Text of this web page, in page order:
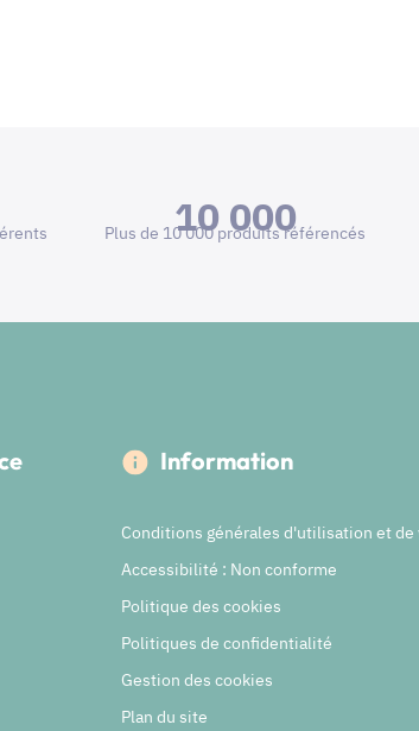
10 000
Plus de 10 000 produits référencés
Information
Conditions générales d'utilisation et de
Accessibilité : Non conforme
Politique des cookies
Politiques de confidentialité
Gestion des cookies
Plan du site